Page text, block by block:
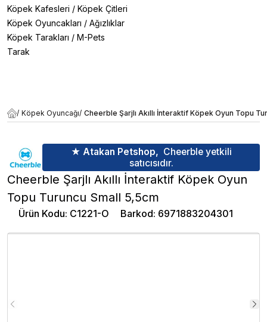
Köpek Kafesleri / Köpek Çitleri
Köpek Oyuncakları / Ağızlıklar
Köpek Tarakları / M-Pets
Tarak
/ Köpek Oyuncağı/ Cheerble Şarjlı Akıllı İnteraktif Köpek Oyun Topu
★ Atakan Petshop, Cheerble yetkili
satıcısıdır.
Cheerble Şarjlı Akıllı İnteraktif Köpek Oyun
Topu Turuncu Small 5,5cm
Ürün Kodu: C1221-O Barkod: 6971883204301